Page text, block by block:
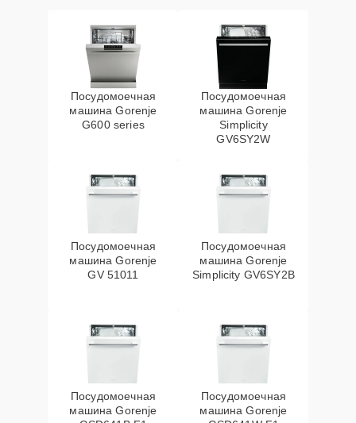
Посудомоечная
машина Gorenje
G600 series
Посудомоечная
машина Gorenje
Simplicity
GV6SY2W
Посудомоечная
машина Gorenje
GV 51011
Посудомоечная
машина Gorenje
Simplicity GV6SY2B
Посудомоечная
машина Gorenje
Посудомоечная
машина Gorenje